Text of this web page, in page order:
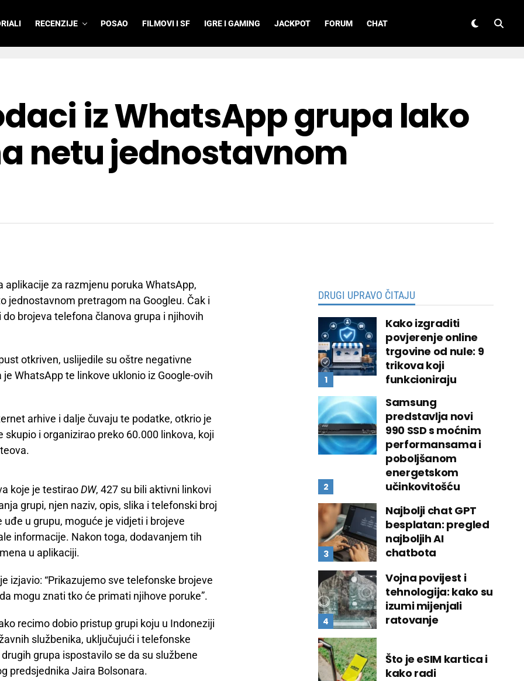
RECENZIJE POSAO FILMOVI I SF IGRE I GAMING JACKPOT FORUM CHAT
iz WhatsApp grupa lako
netu jednostavnom
aplikacije za razmjenu poruka WhatsApp,
jednostavnom pretragom na Googleu. Čak i
brojeva telefona članova grupa i njihovih
otkriven, uslijedile su oštre negativne
WhatsApp te linkove uklonio iz Google-ovih
arhive i dalje čuvaju te podatke, otkrio je
i organizirao preko 60.000 linkova, koji
koje je testiraoDW, 427 su bili aktivni linkovi
grupi, njen naziv, opis, slika i telefonski broj
u grupu, moguće je vidjeti i brojeve
informacije. Nakon toga, dodavanjem tih
u aplikaciji.
izjavio: “Prikazujemo sve telefonske brojeve
mogu znati tko će primati njihove poruke”.
recimo dobio pristup grupi koju u Indoneziji
službenika, uključujući i telefonske
grupa ispostavilo se da su službene
predsjednika Jaira Bolsonara.
DRUGI UPRAVO ČITAJU
Kako izgraditi
povjerenje online
trgovine od nule: 9
trikova koji
funkcioniraju
Samsung
predstavlja novi
990 SSD s moćnim
performansama i
poboljšanom
energetskom
učinkovitošću
Najbolji chat GPT
besplatan: pregled
najboljih AI
chatbota
Vojna povijest i
tehnologija: kako su
izumi mijenjali
ratovanje
Što je eSIM kartica i
kako radi